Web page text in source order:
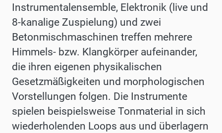
Instrumentalensemble, Elektronik (live und
8-kanalige Zuspielung) und zwei
Betonmischmaschinen treffen mehrere
Himmels- bzw. Klangkörper aufeinander,
die ihren eigenen physikalischen
Gesetzmäßigkeiten und morphologischen
Vorstellungen folgen. Die Instrumente
spielen beispielsweise Tonmaterial in sich
wiederholenden Loops aus und überlagern